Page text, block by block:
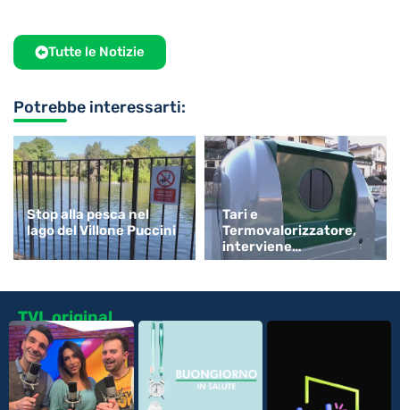
Tutte le Notizie
Potrebbe interessarti:
Stop alla pesca nel
lago del Villone Puccini
Tari e
Termovalorizzatore,
interviene
Confartigianato
TVL original